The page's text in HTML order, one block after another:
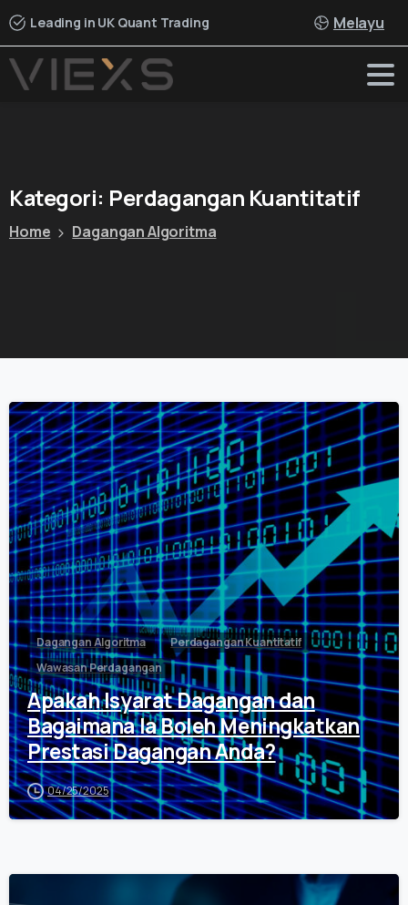
Leading in UK Quant Trading Melayu
Kategori: Perdagangan Kuantitatif
Home Dagangan Algoritma
0
Dagangan Algoritma
Perdagangan Kuantitatif
Wawasan Perdagangan
Apakah Isyarat Dagangan dan
Bagaimana Ia Boleh Meningkatkan
Prestasi Dagangan Anda?
04/25/2025